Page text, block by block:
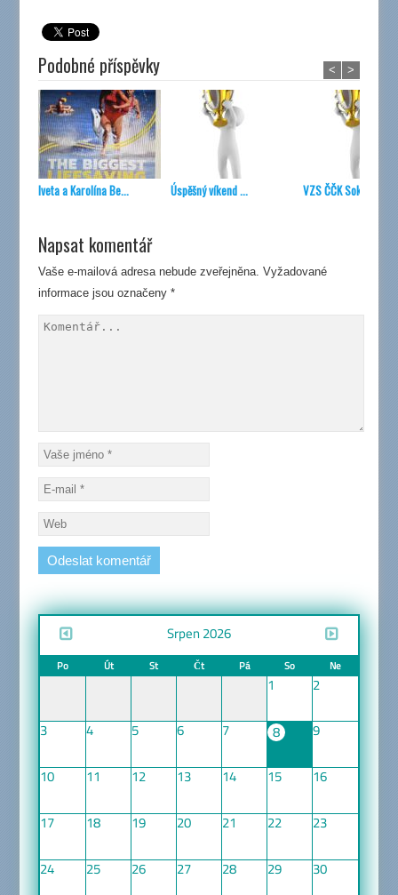
Podobné příspěvky
Iveta a Karolína Be... Úspěšný víkend ... VZS ČČK Sokolov
< >
Napsat komentář
Vaše e-mailová adresa nebude zveřejněna. Vyžadované
informace jsou označeny *
Srpen 2026
Po Út St Čt Pá So Ne
1
2
3
4 5 6 7 8
9
10
11 12 13 14 15
16
17
18 19 20 21 22
23
24
25 26 27 28 29
30